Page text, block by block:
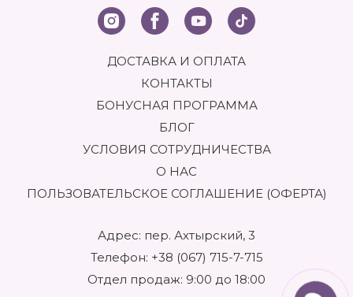
ДОСТАВКА И ОПЛАТА
КОНТАКТЫ
БОНУСНАЯ ПРОГРАММА
БЛОГ
УСЛОВИЯ СОТРУДНИЧЕСТВА
О НАС
ПОЛЬЗОВАТЕЛЬСКОЕ СОГЛАШЕНИЕ (ОФЕРТА)
Адрес: пер. Ахтырский, 3
Телефон: +38 (067) 715-7-715
Отдел продаж: 9:00 до 18:00